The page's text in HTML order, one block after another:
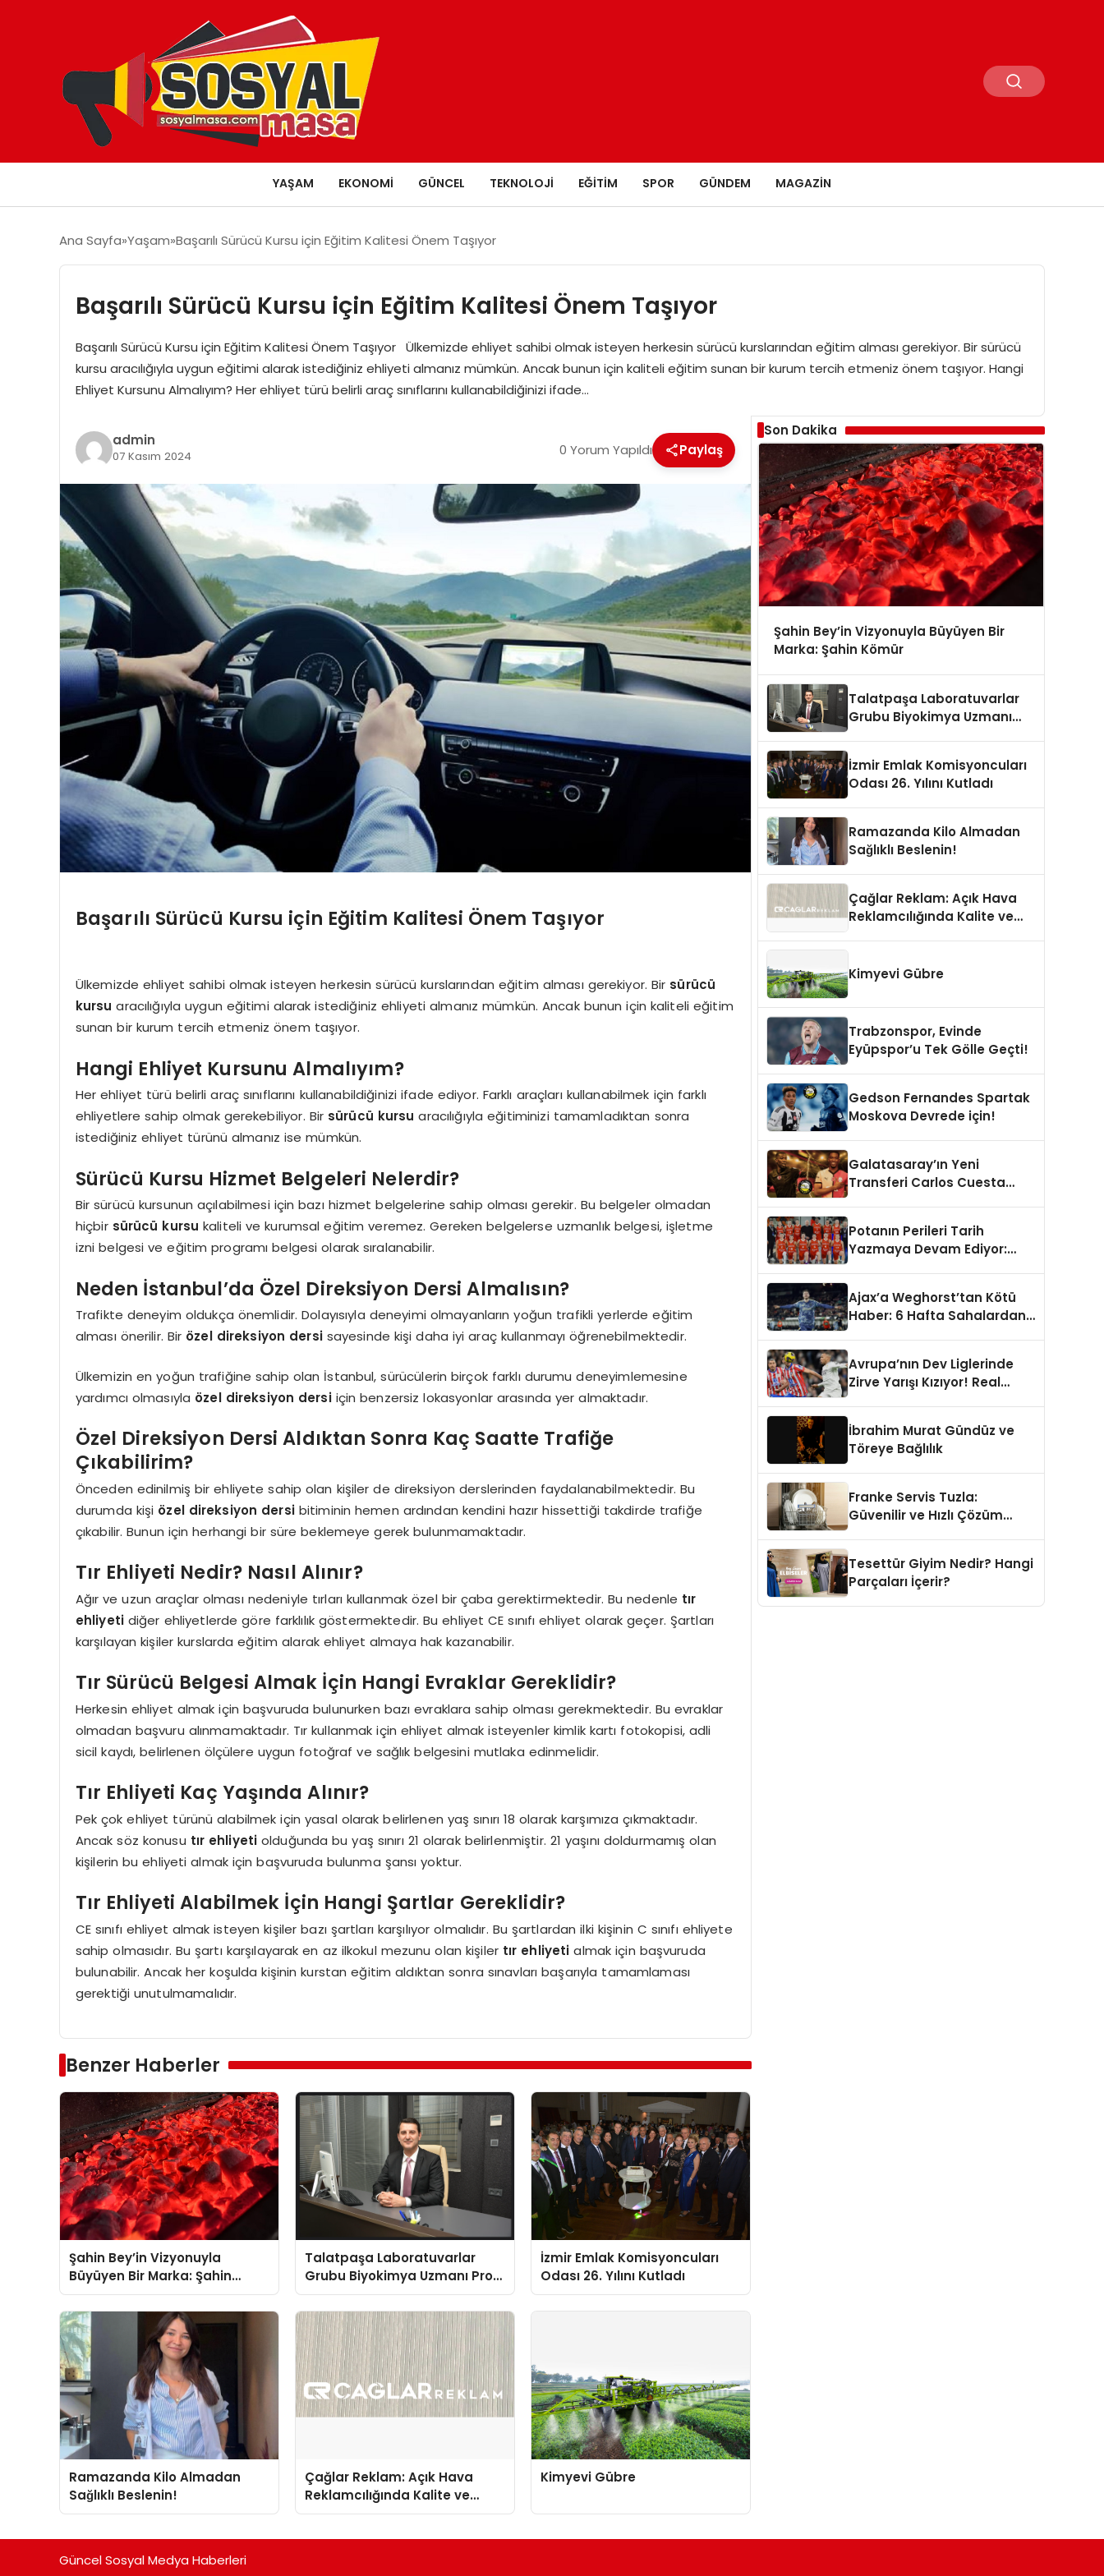
YAŞAM EKONOMI GÜNCEL TEKNOLOJI EĞITIM SPOR GÜNDEM MAGAZIN
Ana Sayfa Yaşam Başarılı Sürücü Kursu için Eğitim Kalitesi Önem Taşıyor
Başarılı Sürücü Kursu için Eğitim Kalitesi Önem Taşıyor
Başarılı Sürücü Kursu için Eğitim Kalitesi Önem Taşıyor Ülkemizde ehliyet sahibi olmak isteyen herkesin sürücü kurslarından eğitim alması gerekiyor. Bir sürücü
kursu aracılığıyla uygun eğitimi alarak istediğiniz ehliyeti almanız mümkün. Ancak bunun için kaliteli eğitim sunan bir kurum tercih etmeniz önem taşıyor. Hangi
Ehliyet Kursunu Almalıyım? Her ehliyet türü belirli araç sınıflarını kullanabildiğinizi ifade…
admin
07 Kasım 2024 0 Yorum Yapıldı Paylaş
Başarılı Sürücü Kursu için Eğitim Kalitesi Önem Taşıyor
Ülkemizde ehliyet sahibi olmak isteyen herkesin sürücü kurslarından eğitim alması gerekiyor. Bir sürücü
kursu aracılığıyla uygun eğitimi alarak istediğiniz ehliyeti almanız mümkün. Ancak bunun için kaliteli eğitim
sunan bir kurum tercih etmeniz önem taşıyor.
Hangi Ehliyet Kursunu Almalıyım?
Her ehliyet türü belirli araç sınıflarını kullanabildiğinizi ifade ediyor. Farklı araçları kullanabilmek için farklı
ehliyetlere sahip olmak gerekebiliyor. Bir sürücü kursu aracılığıyla eğitiminizi tamamladıktan sonra
istediğiniz ehliyet türünü almanız ise mümkün.
Sürücü Kursu Hizmet Belgeleri Nelerdir?
Bir sürücü kursunun açılabilmesi için bazı hizmet belgelerine sahip olması gerekir. Bu belgeler olmadan
hiçbir sürücü kursukaliteli ve kurumsal eğitim veremez. Gereken belgelerse uzmanlık belgesi, işletme
izni belgesi ve eğitim programı belgesi olarak sıralanabilir.
Neden İstanbul’da Özel Direksiyon Dersi Almalısın?
Trafikte deneyim oldukça önemlidir. Dolayısıyla deneyimi olmayanların yoğun trafikli yerlerde eğitim
alması önerilir. Bir özel direksiyon dersi sayesinde kişi daha iyi araç kullanmayı öğrenebilmektedir.
Ülkemizin en yoğun trafiğine sahip olan İstanbul, sürücülerin birçok farklı durumu deneyimlemesine
yardımcı olmasıyla özel direksiyon dersiiçin benzersiz lokasyonlar arasında yer almaktadır.
Özel Direksiyon Dersi Aldıktan Sonra Kaç Saatte Trafiğe
Çıkabilirim?
Önceden edinilmiş bir ehliyete sahip olan kişiler de direksiyon derslerinden faydalanabilmektedir. Bu
durumda kişi özel direksiyon dersibitiminin hemen ardından kendini hazır hissettiği takdirde trafiğe
çıkabilir. Bunun için herhangi bir süre beklemeye gerek bulunmamaktadır.
Tır Ehliyeti Nedir? Nasıl Alınır?
Ağır ve uzun araçlar olması nedeniyle tırları kullanmak özel bir çaba gerektirmektedir. Bu nedenle tır
ehliyetidiğer ehliyetlerde göre farklılık göstermektedir. Bu ehliyet CE sınıfı ehliyet olarak geçer. Şartları
karşılayan kişiler kurslarda eğitim alarak ehliyet almaya hak kazanabilir.
Tır Sürücü Belgesi Almak İçin Hangi Evraklar Gereklidir?
Herkesin ehliyet almak için başvuruda bulunurken bazı evraklara sahip olması gerekmektedir. Bu evraklar
olmadan başvuru alınmamaktadır. Tır kullanmak için ehliyet almak isteyenler kimlik kartı fotokopisi, adli
sicil kaydı, belirlenen ölçülere uygun fotoğraf ve sağlık belgesini mutlaka edinmelidir.
Tır Ehliyeti Kaç Yaşında Alınır?
Pek çok ehliyet türünü alabilmek için yasal olarak belirlenen yaş sınırı 18 olarak karşımıza çıkmaktadır.
Ancak söz konusu tır ehliyeti olduğunda bu yaş sınırı 21 olarak belirlenmiştir. 21 yaşını doldurmamış olan
kişilerin bu ehliyeti almak için başvuruda bulunma şansı yoktur.
Tır Ehliyeti Alabilmek İçin Hangi Şartlar Gereklidir?
CE sınıfı ehliyet almak isteyen kişiler bazı şartları karşılıyor olmalıdır. Bu şartlardan ilki kişinin C sınıfı ehliyete
sahip olmasıdır. Bu şartı karşılayarak en az ilkokul mezunu olan kişiler tır ehliyetialmak için başvuruda
bulunabilir. Ancak her koşulda kişinin kurstan eğitim aldıktan sonra sınavları başarıyla tamamlaması
gerektiği unutulmamalıdır.
Benzer Haberler
Şahin Bey’in Vizyonuyla
Büyüyen Bir Marka: Şahin
Kömür
Talatpaşa Laboratuvarlar
Grubu Biyokimya Uzmanı Prof.
Dr. Ahmet Var
İzmir Emlak Komisyoncuları
Odası 26. Yılını Kutladı
Ramazanda Kilo Almadan
Sağlıklı Beslenin!
Çağlar Reklam: Açık Hava
Reklamcılığında Kalite ve
İnovasyonun Öncüsü
Kimyevi Gübre
Son Dakika
Şahin Bey’in Vizyonuyla Büyüyen Bir
Marka: Şahin Kömür
Talatpaşa Laboratuvarlar
Grubu Biyokimya Uzmanı
İzmir Emlak Komisyoncuları
Odası 26. Yılını Kutladı
Ramazanda Kilo Almadan
Sağlıklı Beslenin!
Çağlar Reklam: Açık Hava
Reklamcılığında Kalite ve
Kimyevi Gübre
Trabzonspor, Evinde
Eyüpspor’u Tek Gölle Geçti!
Gedson Fernandes Spartak
Moskova Devrede için!
Galatasaray’ın Yeni
Transferi Carlos Cuesta
Performansı mı
Konuşulmalı?
Potanın Perileri Tarih
Yazmaya Devam Ediyor:
Ajax’a Weghorst’tan Kötü
Haber: 6 Hafta Sahalardan
Avrupa’nın Dev Liglerinde
Zirve Yarışı Kızıyor! Real
Koltuğunda
İbrahim Murat Gündüz ve
Töreye Bağlılık
Franke Servis Tuzla:
Güvenilir ve Hızlı Çözüm
Tesettür Giyim Nedir? Hangi
Parçaları İçerir?
Güncel Sosyal Medya Haberleri